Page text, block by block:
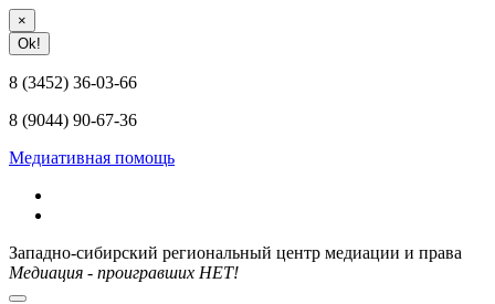
×
Ok!
8 (3452) 36-03-66
8 (9044) 90-67-36
Медиативная помощь
Западно-сибирский региональный центр медиации и права
Медиация - проигравших НЕТ!